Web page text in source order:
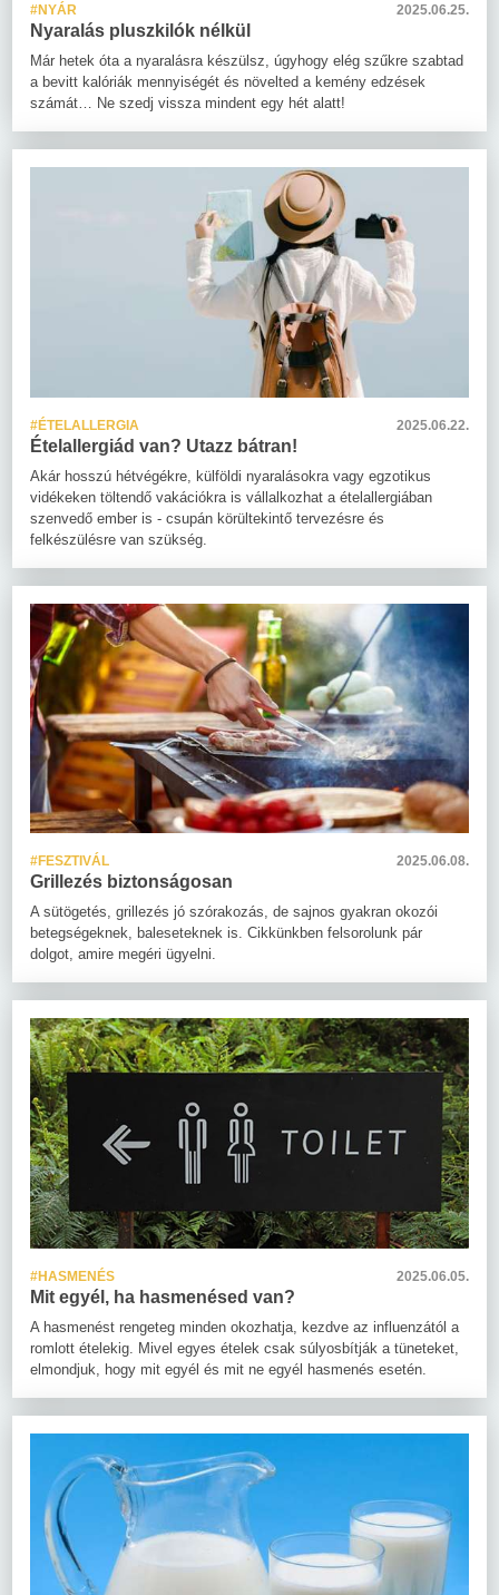
#NYÁR 2025.06.25.
Nyaralás pluszkilók nélkül
Már hetek óta a nyaralásra készülsz, úgyhogy elég szűkre szabtad
a bevitt kalóriák mennyiségét és növelted a kemény edzések
számát… Ne szedj vissza mindent egy hét alatt!
#ÉTELALLERGIA 2025.06.22.
Ételallergiád van? Utazz bátran!
Akár hosszú hétvégékre, külföldi nyaralásokra vagy egzotikus
vidékeken töltendő vakációkra is vállalkozhat a ételallergiában
szenvedő ember is - csupán körültekintő tervezésre és
felkészülésre van szükség.
#FESZTIVÁL 2025.06.08.
Grillezés biztonságosan
A sütögetés, grillezés jó szórakozás, de sajnos gyakran okozói
betegségeknek, baleseteknek is. Cikkünkben felsorolunk pár
dolgot, amire megéri ügyelni.
#HASMENÉS 2025.06.05.
Mit egyél, ha hasmenésed van?
A hasmenést rengeteg minden okozhatja, kezdve az influenzától a
romlott ételekig. Mivel egyes ételek csak súlyosbítják a tüneteket,
elmondjuk, hogy mit egyél és mit ne egyél hasmenés esetén.